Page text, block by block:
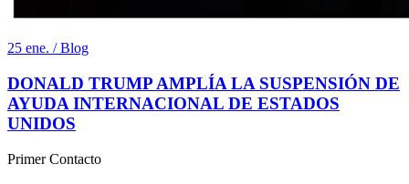
25 ene. / Blog
DONALD TRUMP AMPLÍA LA SUSPENSIÓN DE
AYUDA INTERNACIONAL DE ESTADOS
UNIDOS
Primer Contacto